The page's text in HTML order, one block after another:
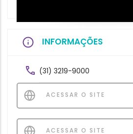
INFORMAÇÕES
(31) 3219-9000
ACESSAR O SITE
ACESSAR O SITE